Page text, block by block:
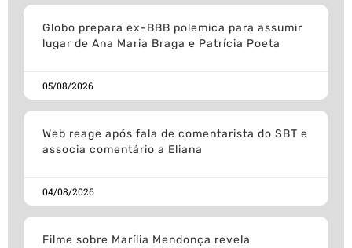
Globo prepara ex-BBB polemica para assumir
lugar de Ana Maria Braga e Patrícia Poeta
05/08/2026
Web reage após fala de comentarista do SBT e
associa comentário a Eliana
04/08/2026
Filme sobre Marília Mendonça revela